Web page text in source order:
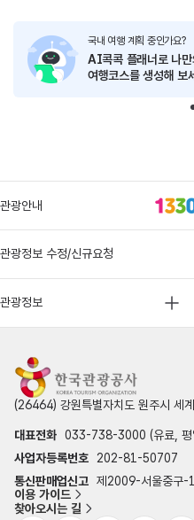
국내 여행 계획 중인가요?
AI콕콕 플래너로 나
여행코스를 생성해 보
관광안내
관광정보 수정/신규요청
관광정보
(26464) 강원특별자치도 원주시 세
대표전화 033-738-3000 (유료, 평
사업자등록번호
202-81-50707
통신판매업신고 제2009-서울중구-
이용 가이드
찾아오시는 길